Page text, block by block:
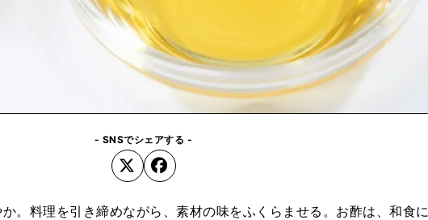
- SNSでシェアする -
。料理を引き締めながら、素材の味をふくらませる。お酢は、和食に